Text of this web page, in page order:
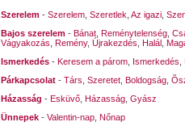
Szerelem - Szerelem Szeretlek Az igazi
Bajos szerelem - Bánat Reménytelenség
Vágyakozás Remény, Újrakezdés Halál
Ismerkedés - Keresem a párom Ismerkedés
Párkapcsolat - Társ Szeretet Boldogság
Házasság - Esküvő Házasság Gyász
Ünnepek - Valentin-nap Nőnap